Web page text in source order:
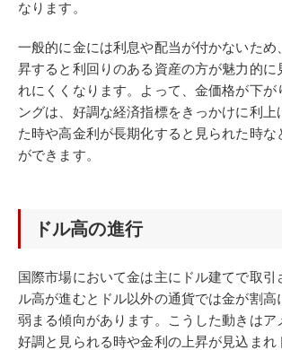
なります。
一般的に金には利息や配当が付かないため
昇すると利回りのある資産の方が魅力的に
れにくくなります。よって、金価格が下が
ングは、好調な経済指標をきっかけに利上
た時や高金利が長期化すると見られた時な
ができます。
ドル高の進行
国際市場において金は主にドル建てで取引
ル高が進むとドル以外の通貨では金が割高
弱まる傾向があります。こうした動きはア
好調と見られる時や金利の上昇が見込まれ